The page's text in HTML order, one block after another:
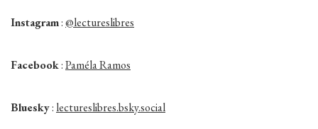
Instagram:@lectureslibres
Facebook:Paméla Ramos
Bluesky: lectureslibres.bsky.social